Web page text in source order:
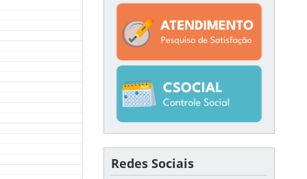
Redes Sociais